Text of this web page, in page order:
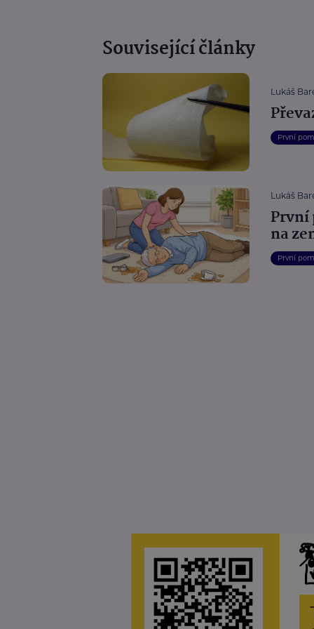
Související články
Lukáš
První
Lukáš
První
na
První